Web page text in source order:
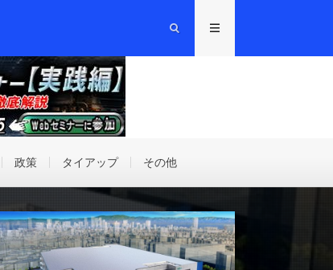
政策 タイアップ その他